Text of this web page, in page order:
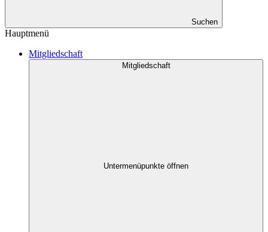
Suchen
Hauptmenü
Mitgliedschaft
Mitgliedschaft
Untermenüpunkte öffnen